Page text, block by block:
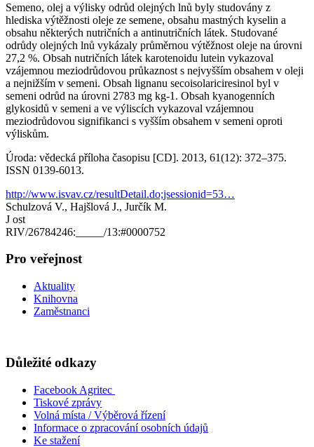
Semeno, olej a výlisky odrůd olejných lnů byly studovány z
hlediska výtěžnosti oleje ze semene, obsahu mastných kyselin a
obsahu některých nutričních a antinutričních látek. Studované
odrůdy olejných lnů vykázaly průměrnou výtěžnost oleje na úrovni
27,2 %. Obsah nutričních látek karotenoidu lutein vykazoval
vzájemnou meziodrůdovou průkaznost s nejvyšším obsahem v oleji
a nejnižším v semeni. Obsah lignanu secoisolariciresinol byl v
semeni odrůd na úrovni 2783 mg kg-1. Obsah kyanogenních
glykosidů v semeni a ve výliscích vykazoval vzájemnou
meziodrůdovou signifikanci s vyšším obsahem v semeni oproti
výliskům.
Úroda: vědecká příloha časopisu [CD]. 2013, 61(12): 372–375.
ISSN 0139-6013.
http://www.isvav.cz/resultDetail.do;jsessionid=53…
Schulzová V., Hajšlová J., Jurčík M.
J ost
RIV/26784246:_____/13:#0000752
Pro veřejnost
Aktuality
Knihovna
Zaměstnanci
Důležité odkazy
Facebook Agritec
Tiskové zprávy
Volná místa / Výběrová řízení
Informace o zpracování osobních údajů
Ke stažení